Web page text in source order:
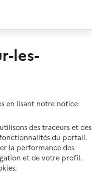
les-
en lisant notre notice
des traceurs et des
du portail.
la performance des
et de votre profil.